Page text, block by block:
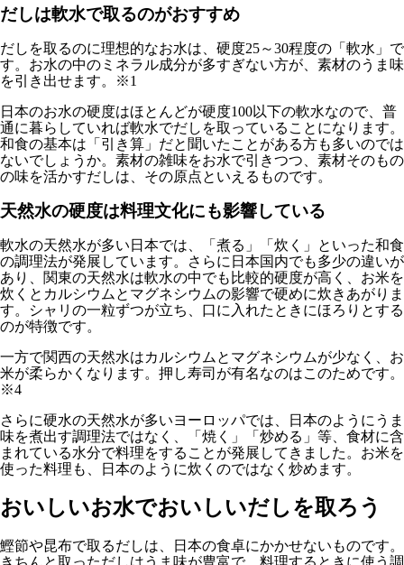
だしは軟水で取るのがおすすめ
だしを取るのに理想的なお水は、硬度25～30程度の「軟水」で
す。お水の中のミネラル成分が多すぎない方が、素材のうま味
を引き出せます。※1
日本のお水の硬度はほとんどが硬度100以下の軟水なので、普
通に暮らしていれば軟水でだしを取っていることになります。
和食の基本は「引き算」だと聞いたことがある方も多いのでは
ないでしょうか。素材の雑味をお水で引きつつ、素材そのもの
の味を活かすだしは、その原点といえるものです。
天然水の硬度は料理文化にも影響している
軟水の天然水が多い日本では、「煮る」「炊く」といった和食
の調理法が発展しています。さらに日本国内でも多少の違いが
あり、関東の天然水は軟水の中でも比較的硬度が高く、お米を
炊くとカルシウムとマグネシウムの影響で硬めに炊きあがりま
す。シャリの一粒ずつが立ち、口に入れたときにほろりとする
のが特徴です。
一方で関西の天然水はカルシウムとマグネシウムが少なく、お
米が柔らかくなります。押し寿司が有名なのはこのためです。
※4
さらに硬水の天然水が多いヨーロッパでは、日本のようにうま
味を煮出す調理法ではなく、「焼く」「炒める」等、食材に含
まれている水分で料理をすることが発展してきました。お米を
使った料理も、日本のように炊くのではなく炒めます。
おいしいお水でおいしいだしを取ろう
鰹節や昆布で取るだしは、日本の食卓にかかせないものです。
きちんと取っただしはうま味が豊富で、料理するときに使う調